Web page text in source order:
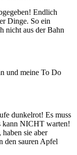
Endlich
Dinge. So ein
nicht aus der Bahn
und meine To Do
dunkelrot! Es muss
kann NICHT warten!
sie aber
den sauren Apfel